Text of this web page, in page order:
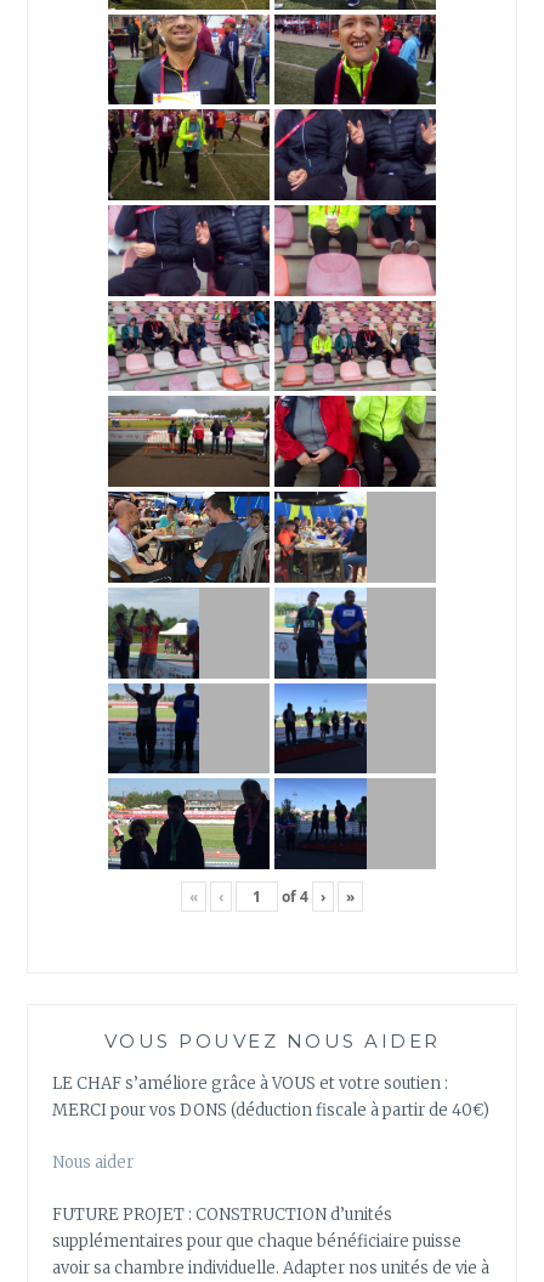
« ‹ of4 › »
VOUS POUVEZ NOUS AIDER
LE CHAF s’améliore grâce à VOUS et votre soutien :
MERCI pour vos DONS (déduction fiscale à partir de 40€)
Nous aider
FUTURE PROJET : CONSTRUCTION d’unités
supplémentaires pour que chaque bénéficiaire puisse
avoir sa chambre individuelle. Adapter nos unités de vie à